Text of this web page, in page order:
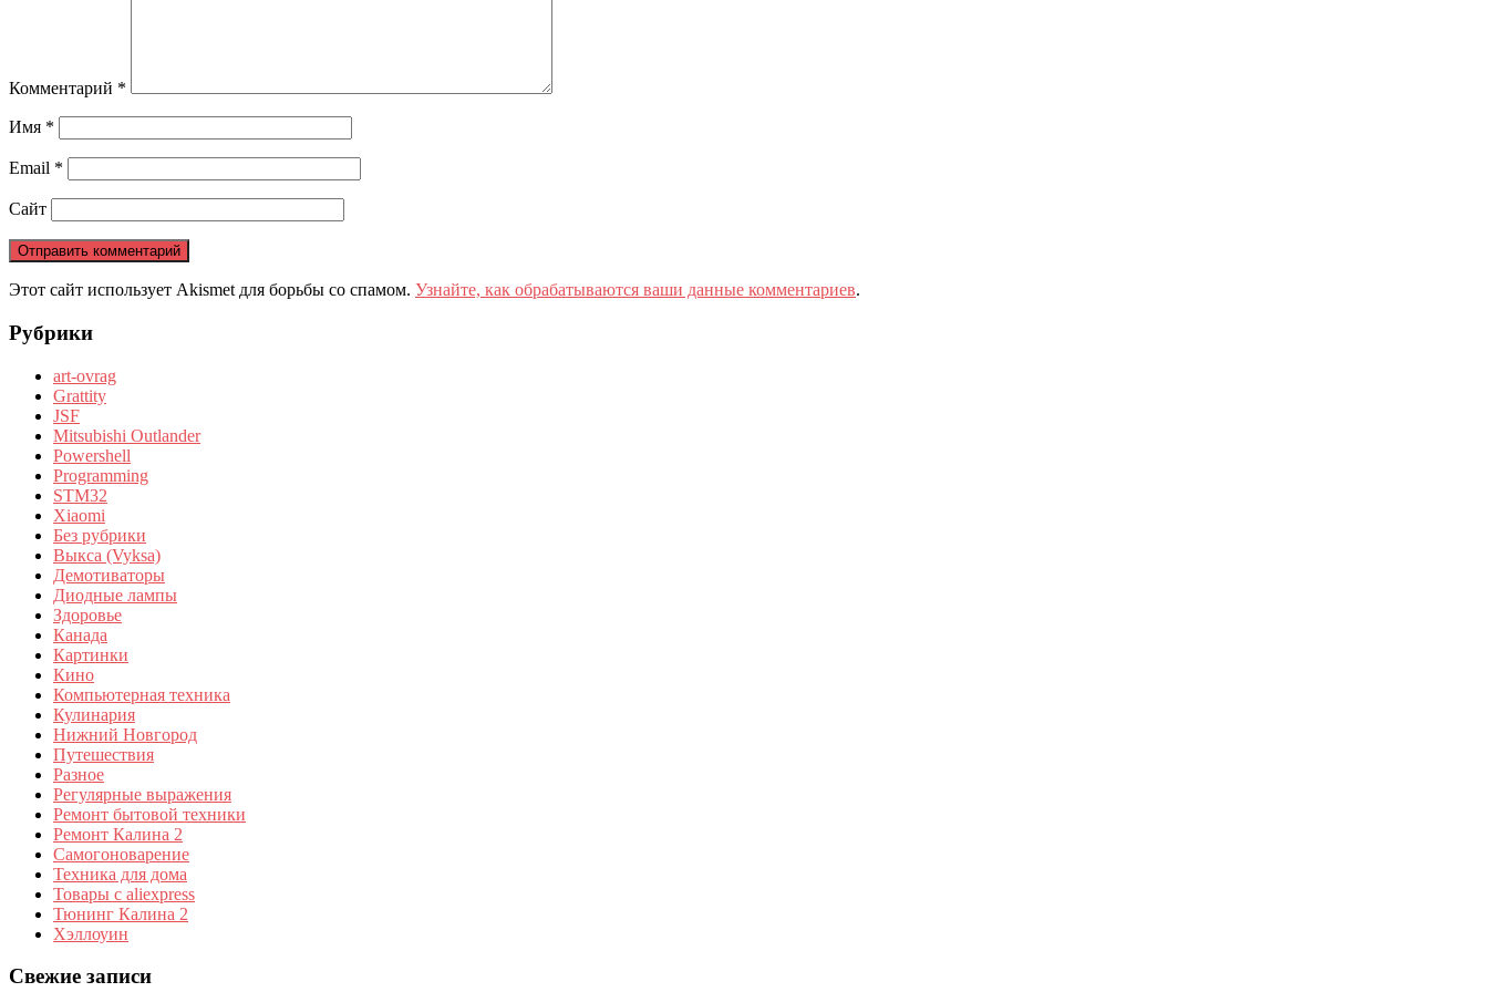
Комментарий *
Имя *
Email *
Сайт
Этот сайт использует Akismet для борьбы со спамом. Узнайте, как обрабатываются ваши данные комментариев.
Рубрики
art-ovrag
Grattity
JSF
Mitsubishi Outlander
Powershell
Programming
STM32
Xiaomi
Без рубрики
Выкса (Vyksa)
Демотиваторы
Диодные лампы
Здоровье
Канада
Картинки
Кино
Компьютерная техника
Кулинария
Нижний Новгород
Путешествия
Разное
Регулярные выражения
Ремонт бытовой техники
Ремонт Калина 2
Самогоноварение
Техника для дома
Товары с aliexpress
Тюнинг Калина 2
Хэллоуин
Свежие записи